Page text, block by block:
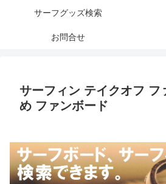
サーフグッズ検索
お問合せ
サーフィン テイクオフ フ
め ファンボード